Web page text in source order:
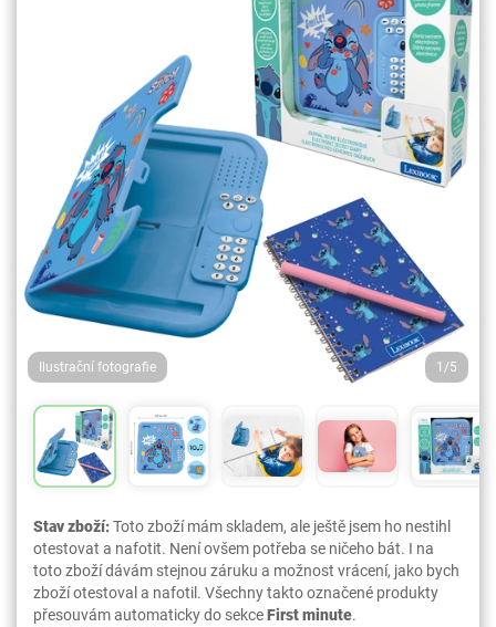
Ilustrační fotografie 1/5
Stav zboží:Toto zboží mám skladem, ale ještě jsem ho nestihl
otestovat a nafotit. Není ovšem potřeba se ničeho bát. I na
toto zboží dávám stejnou záruku a možnost vrácení, jako bych
zboží otestoval a nafotil. Všechny takto označené produkty
přesouvám automaticky do sekceFirst minute.